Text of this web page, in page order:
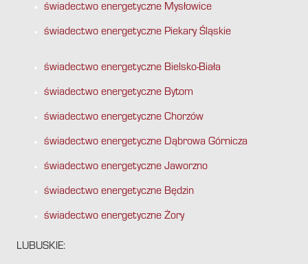
świadectwo energetyczne Mysłowice
świadectwo energetyczne Piekary Śląskie
świadectwo energetyczne Bielsko-Biała
świadectwo energetyczne Bytom
świadectwo energetyczne Chorzów
świadectwo energetyczne Dąbrowa Górnicza
świadectwo energetyczne Jaworzno
świadectwo energetyczne Będzin
świadectwo energetyczne Żory
LUBUSKIE: